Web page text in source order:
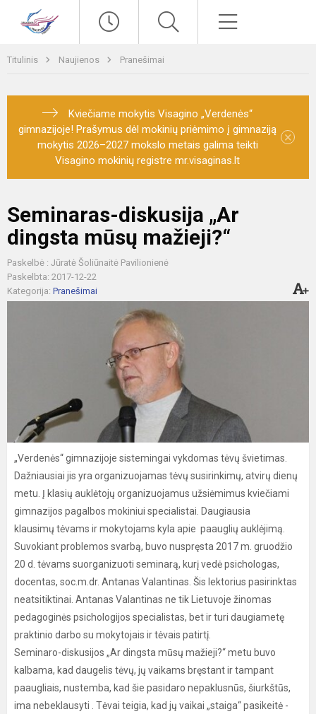
Titulinis Naujienos Pranešimai
Kviečiame mokytis Visagino „Verdenės“
gimnazijoje! Prašymus dėl mokinių priėmimo į gimnaziją
mokytis 2026–2027 mokslo metais galima teikti
Visagino mokinių registre mr.visaginas.lt
×
Seminaras-diskusija „Ar
dingsta mūsų mažieji?“
Paskelbė : Jūratė Šoliūnaitė Pavilionienė
Paskelbta: 2017-12-22
Kategorija: Pranešimai
„Verdenės“ gimnazijoje sistemingai vykdomas tėvų švietimas.
Dažniausiai jis yra organizuojamas tėvų susirinkimų, atvirų dienų
metu. Į klasių auklėtojų organizuojamus užsiėmimus kviečiami
gimnazijos pagalbos mokiniui specialistai. Daugiausia
klausimų tėvams ir mokytojams kyla apie paauglių auklėjimą.
Suvokiant problemos svarbą, buvo nuspręsta 2017 m. gruodžio
20 d. tėvams suorganizuoti seminarą, kurį vedė psichologas,
docentas, soc.m.dr. Antanas Valantinas. Šis lektorius pasirinktas
neatsitiktinai. Antanas Valantinas ne tik Lietuvoje žinomas
pedagoginės psichologijos specialistas, bet ir turi daugiametę
praktinio darbo su mokytojais ir tėvais patirtį.
Seminaro-diskusijos „Ar dingsta mūsų mažieji?“ metu buvo
kalbama, kad daugelis tėvų, jų vaikams bręstant ir tampant
paaugliais, nustemba, kad šie pasidaro nepaklusnūs, šiurkštūs,
ima nebeklausyti . Tėvai teigia, kad jų vaikai „staiga“ pasikeitė -